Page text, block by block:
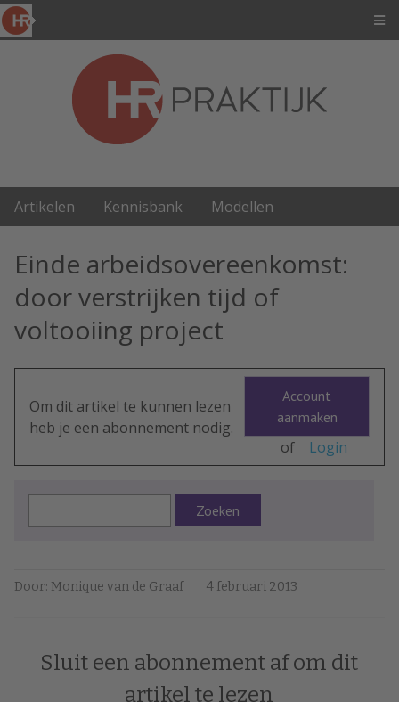
Artikelen Kennisbank Modellen
Einde arbeidsovereenkomst:
door verstrijken tijd of
voltooiing project
Om dit artikel te kunnen lezen
heb je een abonnement nodig.
Account
aanmaken
of Login
Zoeken
Door: Monique van de Graaf 4 februari 2013
Sluit een abonnement af om dit
artikel te lezen